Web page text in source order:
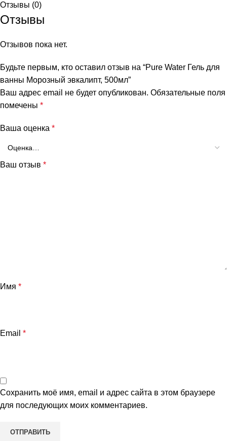
Отзывы (0)
Отзывы
Отзывов пока нет.
Будьте первым, кто оставил отзыв на “Pure Water Гель для
ванны Морозный эвкалипт, 500мл”
Ваш адрес email не будет опубликован. Обязательные поля
помечены *
Ваша оценка *
Ваш отзыв *
Имя *
Email *
Сохранить моё имя, email и адрес сайта в этом браузере
для последующих моих комментариев.